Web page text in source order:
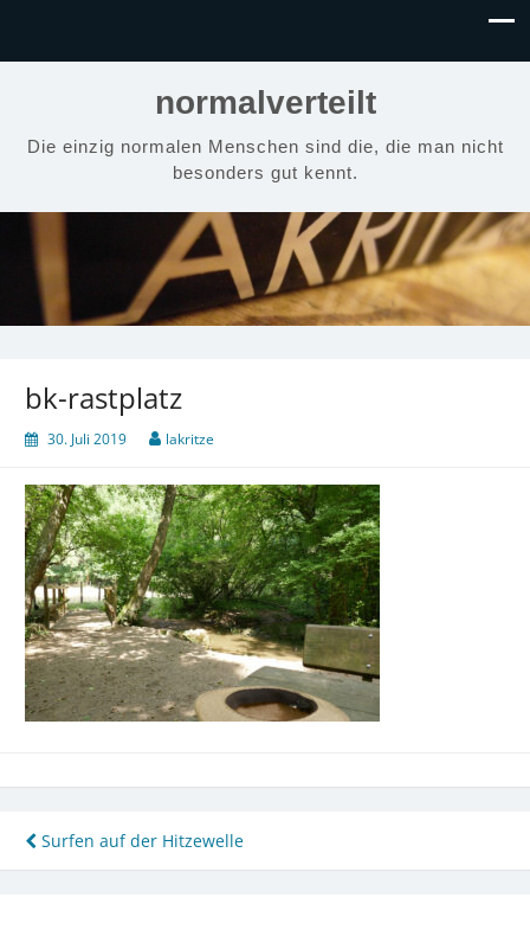
normalverteilt
Die einzig normalen Menschen sind die, die man nicht
besonders gut kennt.
bk-rastplatz
30. Juli 2019 lakritze
Beitragsnavigation
Surfen auf der Hitzewelle